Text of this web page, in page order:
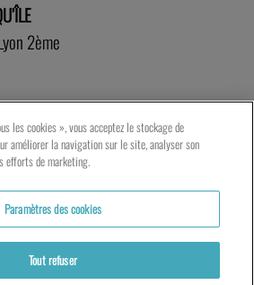
2ème
les cookies », vous acceptez le stockage de
améliorer la navigation sur le site, analyser son
efforts de marketing.
Paramètres des cookies
Tout refuser